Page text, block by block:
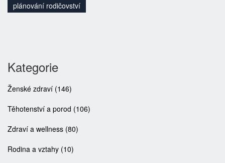
plánování rodičovství
Kategorie
Ženské zdraví (146)
Těhotenství a porod (106)
Zdraví a wellness (80)
Rodina a vztahy (10)